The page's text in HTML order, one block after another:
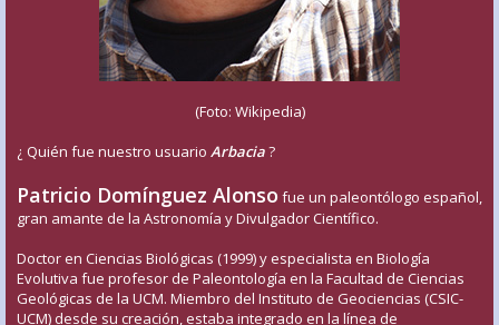
(Foto: Wikipedia)
¿ Quién fue nuestro usuario Arbacia?
Patricio Domínguez Alonso fue un paleontólogo español,
gran amante de la Astronomía y Divulgador Científico.
Doctor en Ciencias Biológicas (1999) y especialista en Biología
Evolutiva fue profesor de Paleontología en la Facultad de Ciencias
Geológicas de la UCM. Miembro del Instituto de Geociencias (CSIC-
UCM) desde su creación, estaba integrado en la línea de